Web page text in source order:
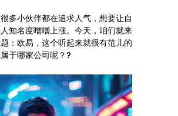
多小伙伴都在追求人气，想要让自
知名度噌噌上涨。今天，咱们就来
：欧易，这个听起来就很有范儿的
于哪家公司呢？?